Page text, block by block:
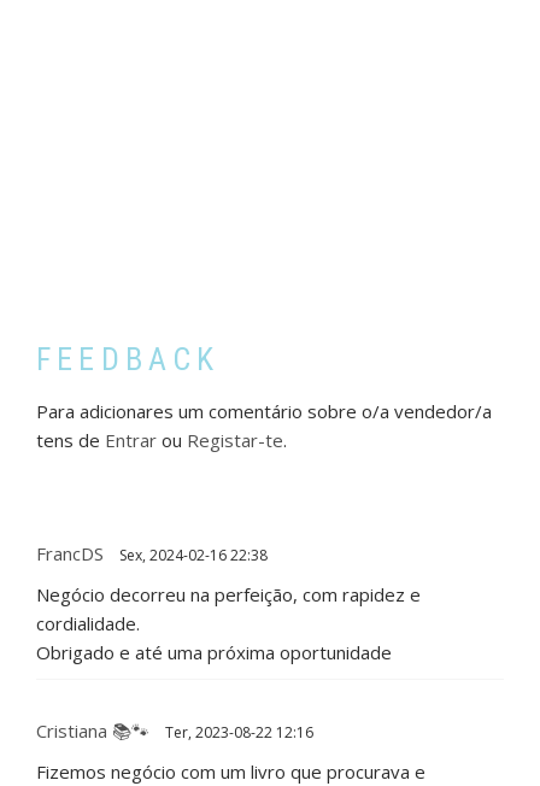
FEEDBACK
Para adicionares um comentário sobre o/a vendedor/a
tens de Entrar ou Registar-te.
FrancDS Sex, 2024-02-16 22:38
Negócio decorreu na perfeição, com rapidez e
cordialidade.
Obrigado e até uma próxima oportunidade
Cristiana 📚🐾 Ter, 2023-08-22 12:16
Fizemos negócio com um livro que procurava e